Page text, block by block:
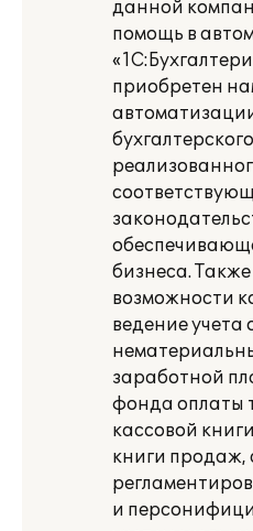
данной
помощь в
приобретен
бизнеса.
возможности
ведение учета
заработной
фонда оплаты
кассовой
книги продаж,
и